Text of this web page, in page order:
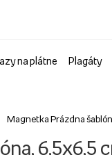
na plátne Plagáty
Magnetka Prázdna
6,5x6,5